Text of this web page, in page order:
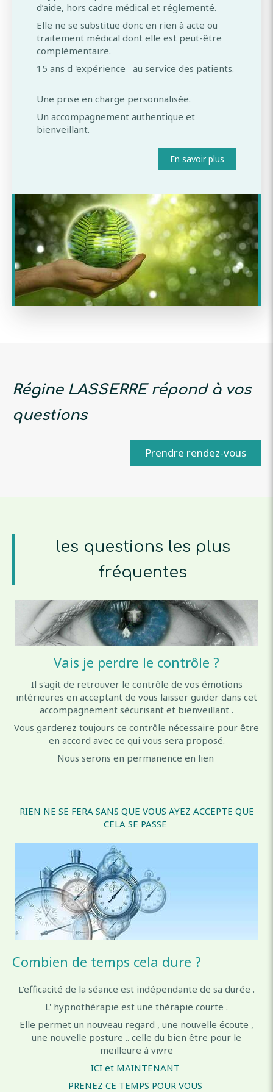
d’aide, hors cadre médical et réglementé.
Elle ne se substitue donc en rien à acte ou
traitement médical dont elle est peut-être
complémentaire.
15 ans d 'expérience au service des patients.
Une prise en charge personnalisée.
Un accompagnement authentique et
bienveillant.
En savoir plus
Régine LASSERRE répond à vos
questions
Prendre rendez-vous
les questions les plus
fréquentes
Vais je perdre le contrôle ?
Il s'agit de retrouver le contrôle de vos émotions
intérieures en acceptant de vous laisser guider dans cet
accompagnement sécurisant et bienveillant .
Vous garderez toujours ce contrôle nécessaire pour être
en accord avec ce qui vous sera proposé.
Nous serons en permanence en lien
RIEN NE SE FERA SANS QUE VOUS AYEZ ACCEPTE QUE
CELA SE PASSE
Combien de temps cela dure ?
L'efficacité de la séance est indépendante de sa durée .
L' hypnothérapie est une thérapie courte .
Elle permet un nouveau regard , une nouvelle écoute ,
une nouvelle posture .. celle du bien être pour le
meilleure à vivre
ICI et MAINTENANT
PRENEZ CE TEMPS POUR VOUS